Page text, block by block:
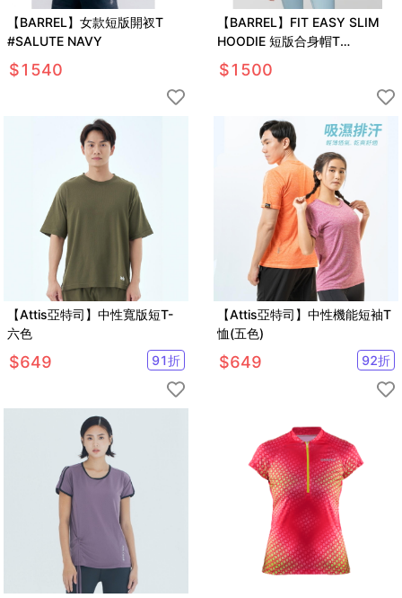
【BARREL】女款短版開衩T
#SALUTE NAVY
$1540
【BARREL】FIT EASY SLIM
HOODIE 短版合身帽T
#NEUTRAL NAVY
$1500
【Attis亞特司】中性寬版短T-
六色
$649 91折
【Attis亞特司】中性機能短袖T
恤(五色)
$649 92折